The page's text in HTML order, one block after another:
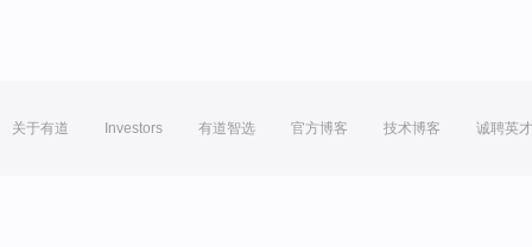
关于有道 Investors 有道智选 官方博客 技术博客 诚聘英才